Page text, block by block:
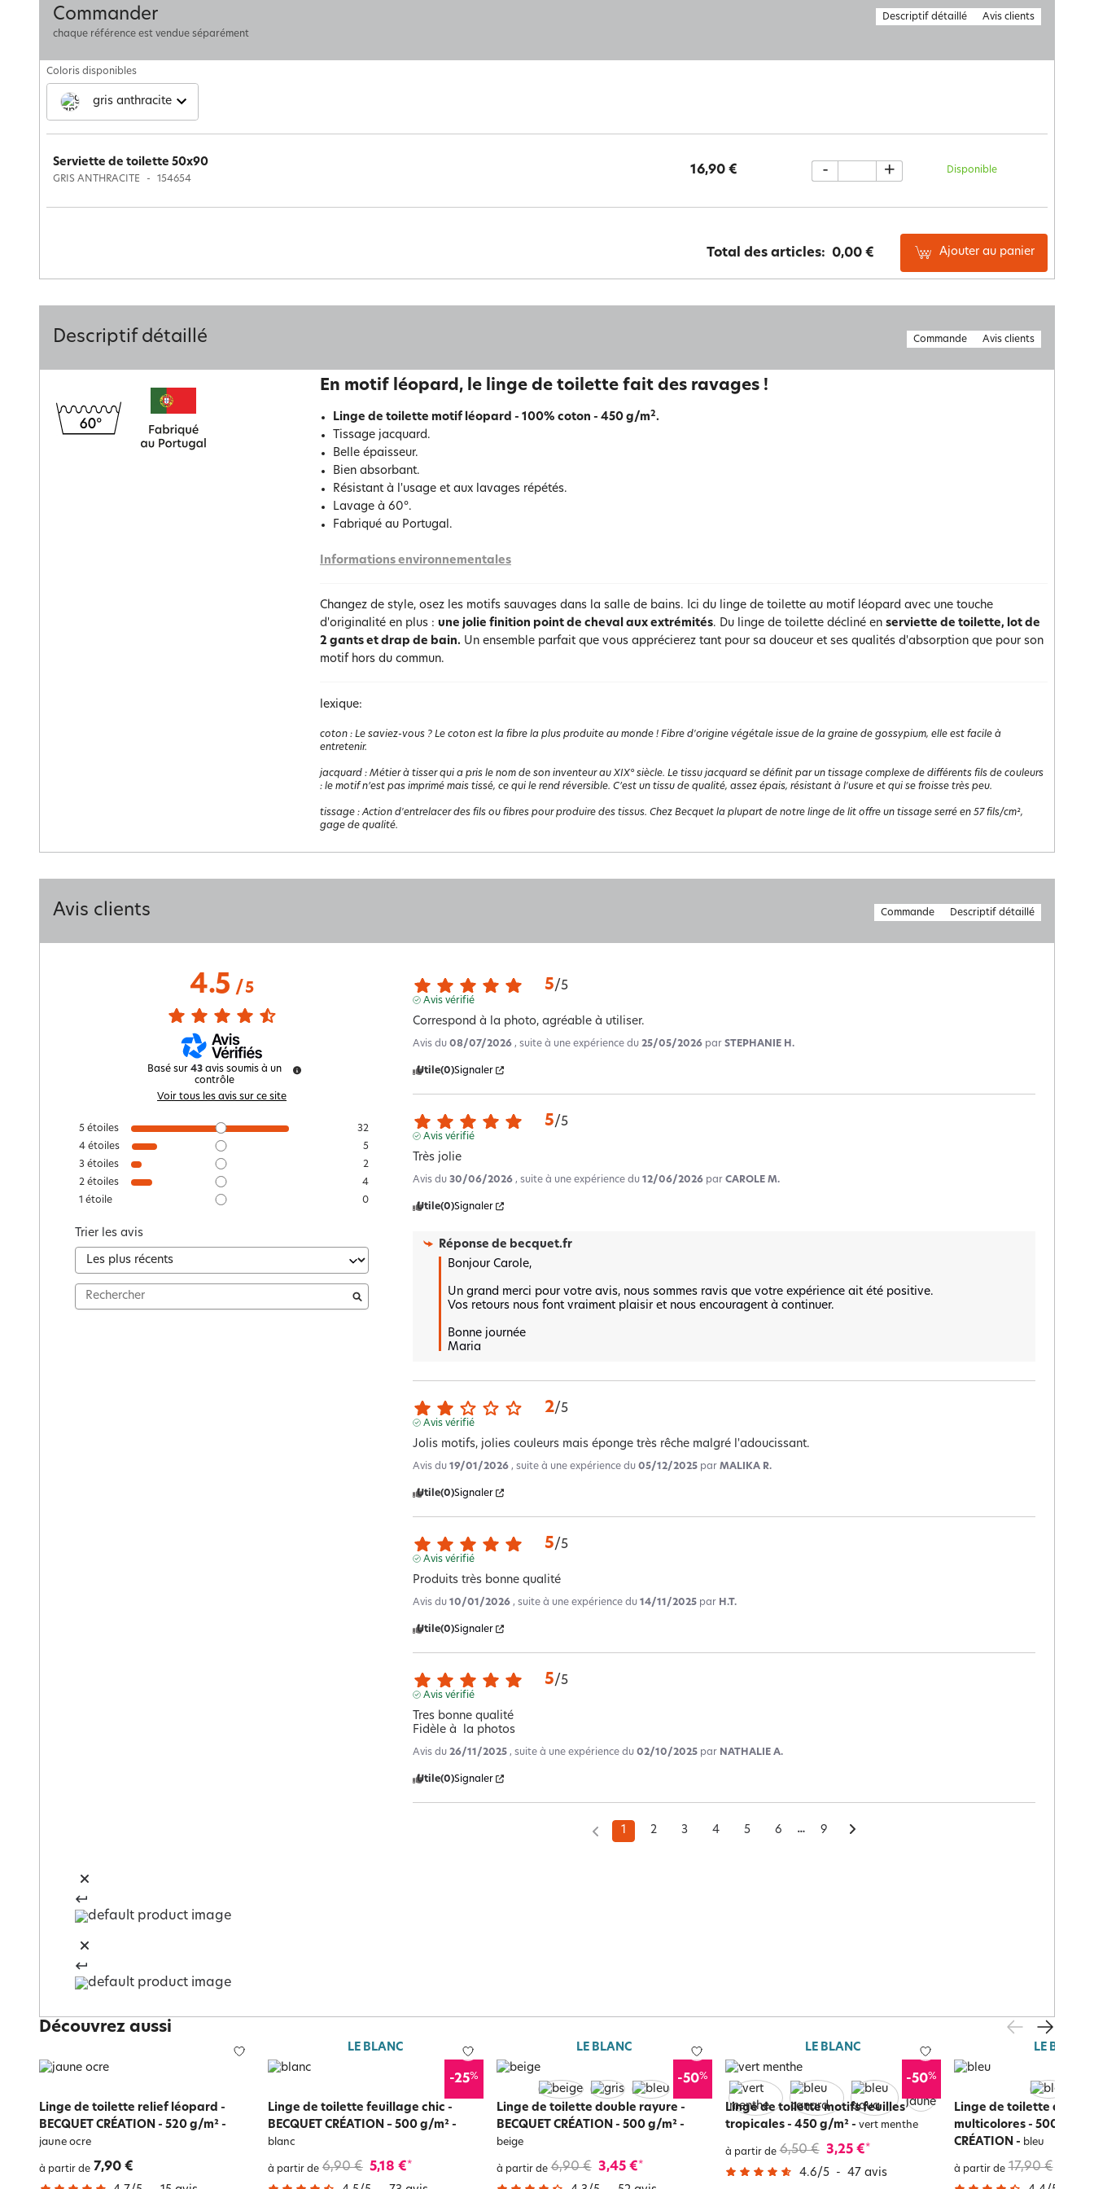
Commander
chaque référence est vendue séparément
Descriptif détaillé Avis clients
Coloris disponibles
gris anthracite
Serviette de toilette 50x90
GRIS ANTHRACITE 154654
16,90 € Disponible
- +
Total des articles: 0,00 € Ajouter au panier
Descriptif détaillé Commande Avis clients
En motif léopard, le linge de toilette fait des ravages !
Linge de toilette motif léopard - 100% coton - 450 g/m2.
Tissage jacquard.
Belle épaisseur.
Bien absorbant.
Résistant à l'usage et aux lavages répétés.
Lavage à 60°.
Fabriqué au Portugal.
Informations environnementales
Changez de style, osez les motifs sauvages dans la salle de bains. Ici du linge de toilette au motif léopard avec une touche
d'originalité en plus : une jolie finition point de cheval aux extrémités. Du linge de toilette décliné en serviette de toilette, lot de
2 gants et drap de bain. Un ensemble parfait que vous apprécierez tant pour sa douceur et ses qualités d'absorption que pour son
motif hors du commun.
lexique:
coton : Le saviez-vous ? Le coton est la fibre la plus produite au monde ! Fibre d'origine végétale issue de la graine de gossypium, elle est facile à
entretenir.
jacquard : Métier à tisser qui a pris le nom de son inventeur au XIX° siècle. Le tissu jacquard se définit par un tissage complexe de différents fils de couleurs
: le motif n’est pas imprimé mais tissé, ce qui le rend réversible. C’est un tissu de qualité, assez épais, résistant à l'usure et qui se froisse très peu.
tissage :Action d'entrelacer des fils ou fibres pour produire des tissus. Chez Becquet la plupart de notre linge de lit offre un tissage serré en 57 fils/cm²,
gage de qualité.
Avis clients Commande Descriptif détaillé
4.5/ 5
Basé sur43 avis soumis à un
contrôle
Voir tous les avis sur ce site
5 étoiles
32
4 étoiles
5
3 étoiles
2
2 étoiles
4
1 étoile 0
Trier les avis
5/5
Avis vérifié
Correspond à la photo, agréable à utiliser.
Avis du08/07/2026 , suite à une expérience du25/05/2026 parSTEPHANIE H.
Utile(0)Signaler
5/5
Avis vérifié
Très jolie
Avis du30/06/2026 , suite à une expérience du12/06/2026 parCAROLE M.
Utile(0)Signaler
Réponse de becquet.fr
Bonjour Carole,
Un grand merci pour votre avis, nous sommes ravis que votre expérience ait été positive.
Vos retours nous font vraiment plaisir et nous encouragent à continuer.
Bonne journée
Maria
2/5
Avis vérifié
Jolis motifs, jolies couleurs mais éponge très rêche malgré l'adoucissant.
Avis du19/01/2026 , suite à une expérience du05/12/2025 parMALIKA R.
Utile(0)Signaler
5/5
Avis vérifié
Produits très bonne qualité
Avis du10/01/2026 , suite à une expérience du14/11/2025 par H.T.
Utile(0)Signaler
5/5
Avis vérifié
Tres bonne qualité
Fidèle à  la photos
Avis du26/11/2025 , suite à une expérience du02/10/2025 par NATHALIE A.
Utile(0)Signaler
1 2 3 4 5 6 9
Découvrez aussi
Linge de toilette relief léopard -
BECQUET CRÉATION - 520 g/m² -
jaune ocre
à partir de 7,90 €
LE BLANC
-25%
Linge de toilette feuillage chic -
BECQUET CRÉATION – 500 g/m²-
blanc
à partir de 6,90 € 5,18 €*
LE BLANC
-50%
Linge de toilette double rayure -
BECQUET CRÉATION - 500 g/m²-
beige
à partir de 6,90 € 3,45 €*
LE BLANC
-50%
Linge de toilette motifs feuilles
tropicales - 450 g/m²- vert menthe
à partir de 6,50 € 3,25 €*
4.6/5 - 47 avis
LE BLANC
Linge de toilette à
multicolores - 500 g/m² -
CRÉATION - bleu
à partir de 17,90 €